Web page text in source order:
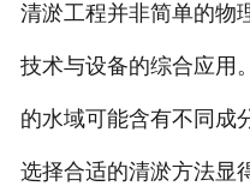
清淤工程并非简单的物
技术与设备的综合应用
的水域可能含有不同成
选择合适的清淤方法显